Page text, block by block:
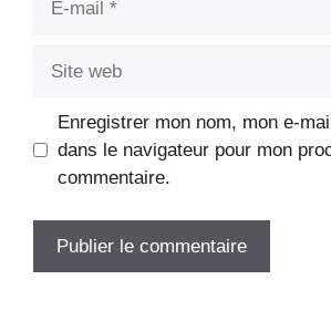
Enregistrer mon nom, mon e-
dans le navigateur pour mon
commentaire.